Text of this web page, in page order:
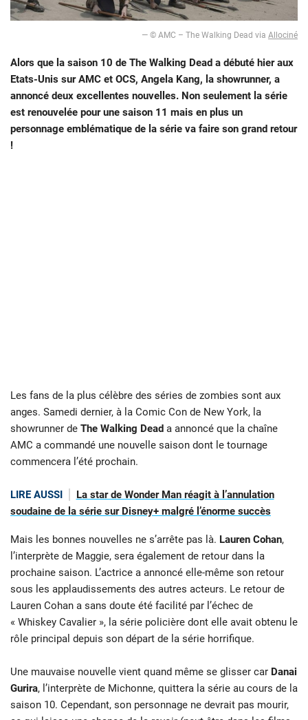
— © AMC – The Walking Dead via Allociné
Alors que la saison 10 de The Walking Dead a débuté hier aux
Etats-Unis sur AMC et OCS, Angela Kang, la showrunner, a
annoncé deux excellentes nouvelles. Non seulement la série
est renouvelée pour une saison 11 mais en plus un
personnage emblématique de la série va faire son grand retour
!
Les fans de la plus célèbre des séries de zombies sont aux
anges. Samedi dernier, à la Comic Con de New York, la
showrunner de The Walking Dead a annoncé que la chaîne
AMC a commandé une nouvelle saison dont le tournage
commencera l’été prochain.
LIRE AUSSI
La star de Wonder Man réagit à l’annulation
soudaine de la série sur Disney+ malgré l’énorme succès
Mais les bonnes nouvelles ne s’arrête pas là. Lauren Cohan,
l’interprète de Maggie, sera également de retour dans la
prochaine saison. L’actrice a annoncé elle-même son retour
sous les applaudissements des autres acteurs. Le retour de
Lauren Cohan a sans doute été facilité par l’échec de
« Whiskey Cavalier », la série policière dont elle avait obtenu le
rôle principal depuis son départ de la série horrifique.
Une mauvaise nouvelle vient quand même se glisser car Danai
Gurira, l’interprète de Michonne, quittera la série au cours de la
saison 10. Cependant, son personnage ne devrait pas mourir,